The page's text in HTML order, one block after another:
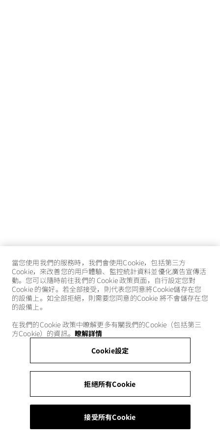
當您使用我們的服務時，我們會使用Cookie，包括第三方
Cookie，來改善您的用戶體驗、監控統計資料並優化廣告宣傳活
動。您可以隨時前往我們的 Cookie 政策頁面，自行設定您對
Cookie 的偏好。若全部接受，則代表您同意將Cookie儲存在您
的設備上。如全部拒絕，則需要您同意的Cookie 將不會儲存在您
的設備上。
在我們的Cookie 政策中瞭解更多有關我們的Cookie（包括第三
方Cookie）的資訊。 瞭解詳情
Cookie設定
拒絕所有Cookie
接受所有Cookie